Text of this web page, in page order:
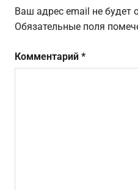
Ваш адрес email не будет
Обязательные поля
Комментарий *